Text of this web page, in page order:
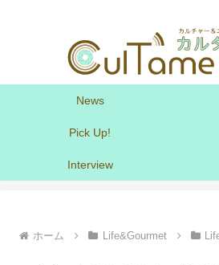
News
Pick Up!
Interview
ホーム Life&Gourmet